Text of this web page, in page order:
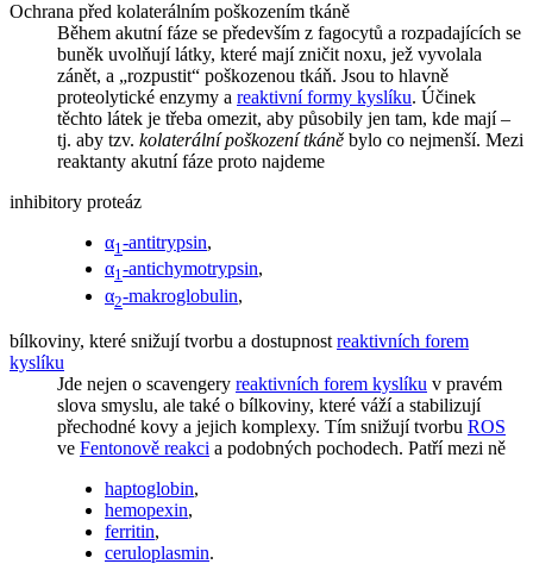
Ochrana před kolaterálním poškozením tkáně
Během akutní fáze se především z fagocytů a rozpadajících se
buněk uvolňují látky, které mají zničit noxu, jež vyvolala
zánět, a „rozpustit“ poškozenou tkáň. Jsou to hlavně
proteolytické enzymy a reaktivní formy kyslíku. Účinek
těchto látek je třeba omezit, aby působily jen tam, kde mají –
tj. aby tzv. kolaterální poškození tkáně bylo co nejmenší. Mezi
reaktanty akutní fáze proto najdeme
inhibitory proteáz
α1-antitrypsin,
α1-antichymotrypsin,
α2-makroglobulin,
bílkoviny, které snižují tvorbu a dostupnost reaktivních forem
kyslíku
Jde nejen o scavengery reaktivních forem kyslíku v pravém
slova smyslu, ale také o bílkoviny, které váží a stabilizují
přechodné kovy a jejich komplexy. Tím snižují tvorbu ROS
ve Fentonově reakci a podobných pochodech. Patří mezi ně
haptoglobin,
hemopexin,
ferritin,
ceruloplasmin.